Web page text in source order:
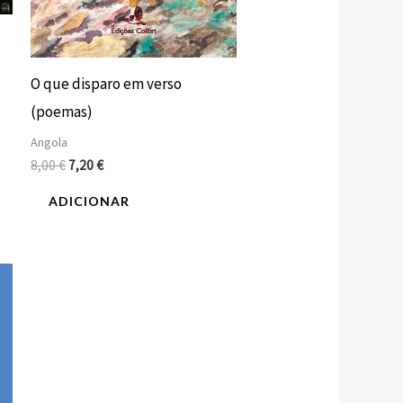
O que disparo em verso
(poemas)
Angola
8,00€7,20€
ADICIONAR